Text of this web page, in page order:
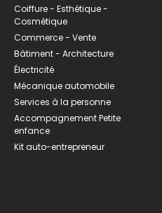
Coiffure - Esthétique -
Cosmétique
Commerce - Vente
Bâtiment - Architecture
Électricité
Mécanique automobile
Services à la personne
Accompagnement Petite
enfance
Kit auto-entrepreneur